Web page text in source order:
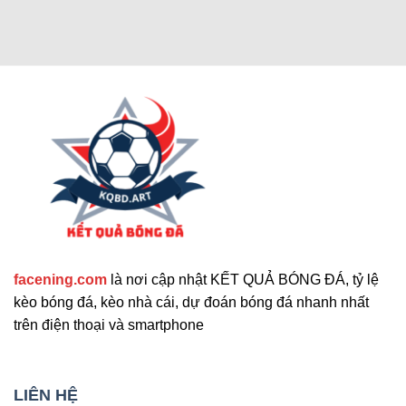
Ngoài các tính năng chính, trang web còn cung
cấp nhiều công cụ hỗ trợ khác. Những tính năng
mở rộng nổi bật mà bạn không nên bỏ qua. Chúng
facening.com là nơi cập nhật KẾT QUẢ BÓNG ĐÁ, tỷ lệ
kèo bóng đá, kèo nhà cái, dự đoán bóng đá nhanh nhất
trên điện thoại và smartphone
LIÊN HỆ